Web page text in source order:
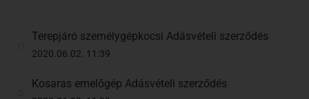
Terepjáró személygépkocsi Adásvételi szerződés
2020.06.02. 11:39
Kosaras emelőgép Adásvételi szerződés